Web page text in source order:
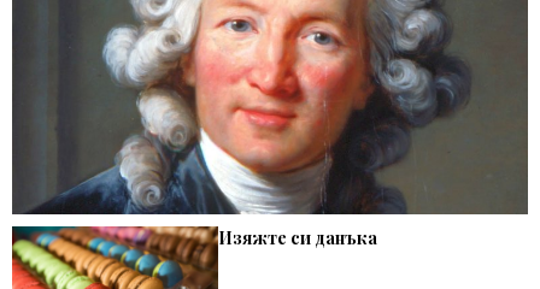
Изяжте си данъка